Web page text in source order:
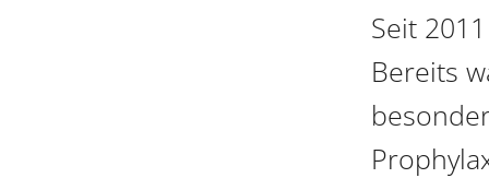
Seit
Bereits